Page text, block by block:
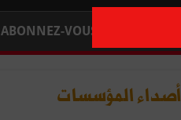
ABONNEZ-VOUS
أصداء المؤسسات